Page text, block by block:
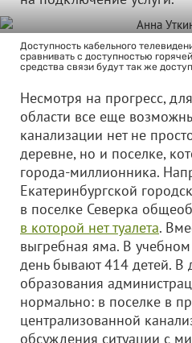
Доступность кабельного
сравнивать с доступностью
средства связи будут так же
Несмотря на прогресс,
области все еще
канализации нет не
деревне, но и поселке,
города-миллионника.
Екатеринбургской
в поселке Северка
в которой нет туалета.
выгребная яма. В
день бывают 414 детей. В
образования
нормально: в поселке в
централизованной
обсуждения ситуации с